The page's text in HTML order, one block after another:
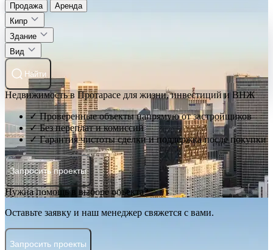
Продажа
Аренда
Кипр
Здание
Вид
Найти
Недвижимость в Протарасе для жизни, инвестиций и ВНЖ
✓ Проверенные объекты напрямую от застройщиков
✓ Без переплат и комиссий
✓ Гарантия чистоты сделки и поддержка после покупки
Запросить проекты
Нужна помощь в выборе объекта?
Оставьте заявку и наш менеджер свяжется с вами.
Запросить проекты